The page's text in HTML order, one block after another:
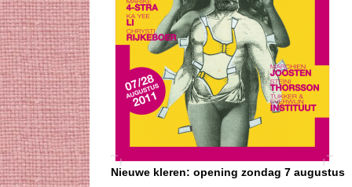
Nieuwe kleren: opening zondag 7 augustus